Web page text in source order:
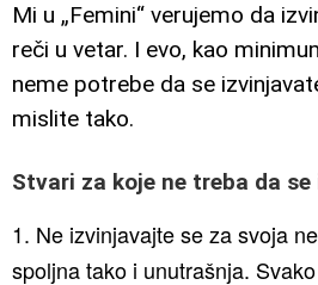
Mi u „Femini“ verujemo da
reči u vetar. I evo, kao
neme potrebe da se
mislite tako.
Stvari za koje ne treba da
1. Ne izvinjavajte se za svoja
spoljna tako i unutrašnja.